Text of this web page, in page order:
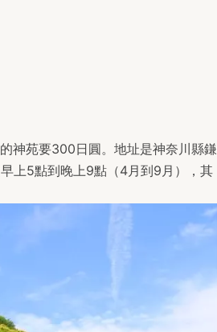
神苑要300日圓。地址是神奈川縣鎌
上5點到晚上9點（4月到9月），其